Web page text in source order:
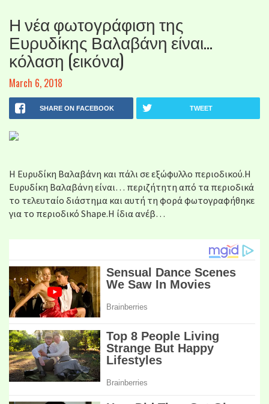
Η νέα φωτογράφιση της
Ευρυδίκης Βαλαβάνη είναι…
κόλαση (εικόνα)
March 6, 2018
SHARE ON FACEBOOK TWEET
Η Ευρυδίκη Βαλαβάνη και πάλι σε εξώφυλλο περιοδικού.Η
Ευρυδίκη Βαλαβάνη είναι… περιζήτητη από τα περιοδικά
το τελευταίο διάστημα και αυτή τη φορά φωτογραφήθηκε
για το περιοδικό Shape.Η ίδια ανέβ…